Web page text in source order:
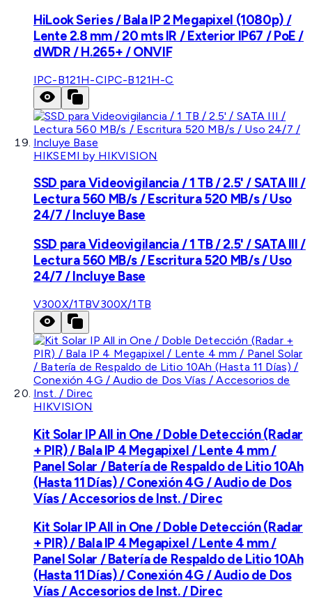
HiLook Series / Bala IP 2 Megapixel (1080p) /
Lente 2.8 mm / 20 mts IR / Exterior IP67 / PoE /
dWDR / H.265+ / ONVIF
IPC-B121H-CIPC-B121H-C
HIKSEMI by HIKVISION
SSD para Videovigilancia / 1 TB / 2.5' / SATA III /
Lectura 560 MB/s / Escritura 520 MB/s / Uso
24/7 / Incluye Base
SSD para Videovigilancia / 1 TB / 2.5' / SATA III /
Lectura 560 MB/s / Escritura 520 MB/s / Uso
24/7 / Incluye Base
V300X/1TBV300X/1TB
HIKVISION
Kit Solar IP All in One / Doble Detección (Radar
+ PIR) / Bala IP 4 Megapixel / Lente 4 mm /
Panel Solar / Batería de Respaldo de Litio 10Ah
(Hasta 11 Días) / Conexión 4G / Audio de Dos
Vías / Accesorios de Inst. / Direc
Kit Solar IP All in One / Doble Detección (Radar
+ PIR) / Bala IP 4 Megapixel / Lente 4 mm /
Panel Solar / Batería de Respaldo de Litio 10Ah
(Hasta 11 Días) / Conexión 4G / Audio de Dos
Vías / Accesorios de Inst. / Direc